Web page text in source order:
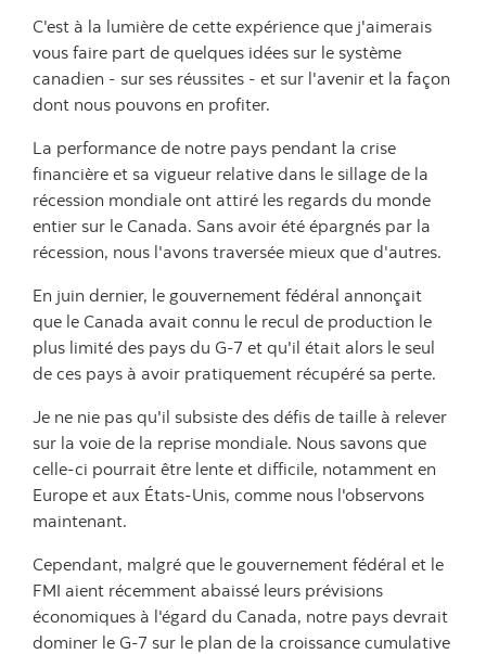
C'est à la lumière de cette expérience que j'aimerais
vous faire part de quelques idées sur le système
canadien - sur ses réussites - et sur l'avenir et la façon
dont nous pouvons en profiter.
La performance de notre pays pendant la crise
financière et sa vigueur relative dans le sillage de la
récession mondiale ont attiré les regards du monde
entier sur le Canada. Sans avoir été épargnés par la
récession, nous l'avons traversée mieux que d'autres.
En juin dernier, le gouvernement fédéral annonçait
que le Canada avait connu le recul de production le
plus limité des pays du G-7 et qu'il était alors le seul
de ces pays à avoir pratiquement récupéré sa perte.
Je ne nie pas qu'il subsiste des défis de taille à relever
sur la voie de la reprise mondiale. Nous savons que
celle-ci pourrait être lente et difficile, notamment en
Europe et aux États-Unis, comme nous l'observons
maintenant.
Cependant, malgré que le gouvernement fédéral et le
FMI aient récemment abaissé leurs prévisions
économiques à l'égard du Canada, notre pays devrait
dominer le G-7 sur le plan de la croissance cumulative